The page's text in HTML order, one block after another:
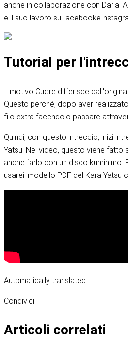
anche in collaborazione con Daria.
e il suo lavoro suFacebooke
Tutorial per
Il motivo Cuore differisce
Questo perché, dopo aver
filo extra facendolo passare
Quindi, con questo intreccio, inizi
Yatsu. Nel video, questo viene fatto
anche farlo con un disco kumihimo.
usareil modello PDF del Kara Yatsu
Automatically translated
Condividi
Articoli correlati